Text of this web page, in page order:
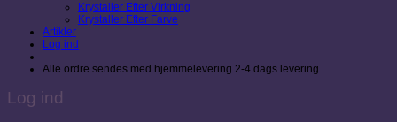
Krystaller Efter Virkning
Krystaller Efter Farve
Artikler
Log ind
Alle ordre sendes med hjemmelevering 2-4 dags levering
Log ind